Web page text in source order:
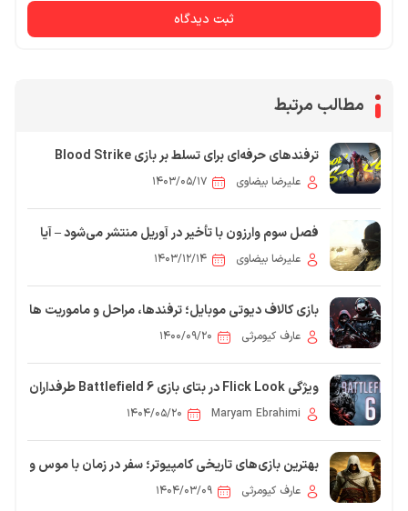
ثبت دیدگاه
مطالب مرتبط
ترفندهای حرفه‌ای برای تسلط بر بازی Blood Strike
علیرضا بیضاوی ۱۴۰۳/۰۵/۱۷
فصل سوم وارزون با تأخیر در آوریل منتشر می‌شود – آیا
Verdansk بازمی‌گردد؟
علیرضا بیضاوی ۱۴۰۳/۱۲/۱۴
بازی کالاف دیوتی موبایل؛ ترفندها، مراحل و ماموریت ها
[2026]
عارف کیومرثی ۱۴۰۰/۰۹/۲۰
ویژگی Flick Look در بتای بازی Battlefield 6 طرفداران
را دو دسته کرده است
Maryam Ebrahimi ۱۴۰۴/۰۵/۲۰
بهترین بازی‌های تاریخی کامپیوتر؛ سفر در زمان با موس و
کیبوردعارف کیومرثی ۱۴۰۴/۰۳/۰۹